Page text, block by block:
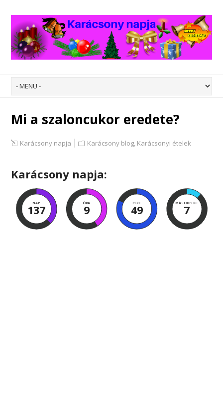
Mi a szaloncukor eredete?
Karácsony napja Karácsony blog Karácsonyi ételek
Karácsony napja:
NAP
137
ÓRA
9
PERC
49
MÁSODPERC
5